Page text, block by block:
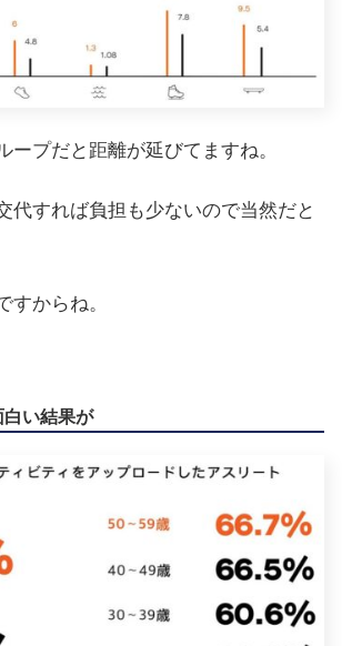
ープだと距離が延びてますね。
代すれば負担も少ないので当然だと
すからね。
白い結果が